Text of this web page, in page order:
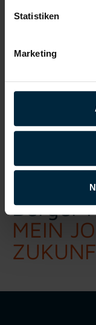
Statistiken
Marketing
und willige ein, dass
Berger
MEIN